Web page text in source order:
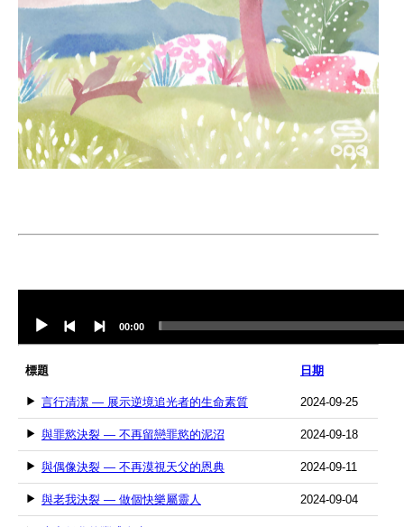
Player
00:00
標題 日期
言行清潔 — 展示逆境追光者的生命素質 2024-09-25
與罪慾決裂 — 不再留戀罪慾的泥沼 2024-09-18
與偶像決裂 — 不再漠視天父的恩典 2024-09-11
與老我決裂 — 做個快樂屬靈人 2024-09-04